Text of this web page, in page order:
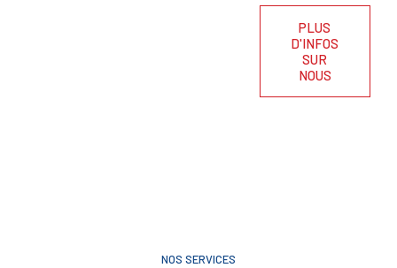
PLUS
D'INFOS
SUR
NOUS
NOS SERVICES